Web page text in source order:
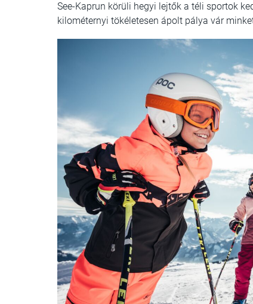
See-Kaprun körüli hegyi lejtők a téli sportok
kilométernyi tökéletesen ápolt pálya vár